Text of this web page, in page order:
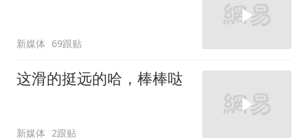
新媒体 69跟贴
这滑的挺远的哈，棒棒哒
新媒体 2跟贴